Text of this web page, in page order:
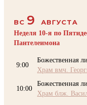
ВС 9
АВГУСТА
Неделя 10-я по
Пантелеимона
9:00
Божественная
Храм вмч.
10:00
Божественная
Храм блж.